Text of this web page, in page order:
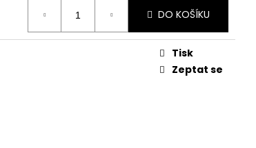
DO KOŠÍKU
Tisk
Zeptat se